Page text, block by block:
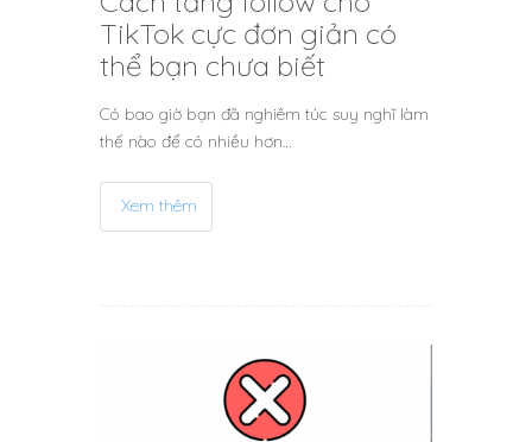
TikTok cực đơn giản có
thể bạn chưa biết
Có bao giờ bạn đã nghiêm túc suy nghĩ làm
thế nào để có nhiều hơn…
Xem thêm